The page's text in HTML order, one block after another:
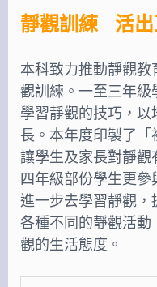
靜觀訓練 活出
本科致力推動靜觀
觀訓練。一至三年
學習靜觀的技巧，
長。本年度印製了「
讓學生及家長對靜觀
四年級部份學生更參
進一步去學習靜觀，
各種不同的靜觀活動
觀的生活態度。